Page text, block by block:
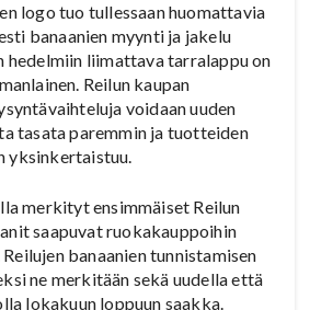
logo tuo tullessaan huomattavia
banaanien myynti ja jakelu
hedelmiin liimattava tarralappu on
Reilun kaupan
voidaan uuden
tasata paremmin ja tuotteiden
yksinkertaistuu.
merkityt ensimmäiset Reilun
saapuvat ruokakauppoihin
banaanien tunnistamisen
ne merkitään sekä uudella että
lokakuun loppuun saakka.